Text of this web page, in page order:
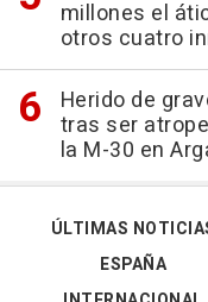
millones el
otros cuatro
Herido de
tras ser
la M-30 en
ÚLTIMAS
ESPAÑA